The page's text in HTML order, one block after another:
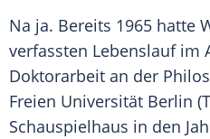
Na ja. Bereits 1965 hatte
verfassten Lebenslauf im
Doktorarbeit an der
Freien Universität Berlin
Schauspielhaus in den